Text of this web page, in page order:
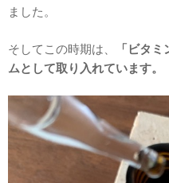
ました。
そしてこの時期は、
「ビタ
ムとして取り入れています。